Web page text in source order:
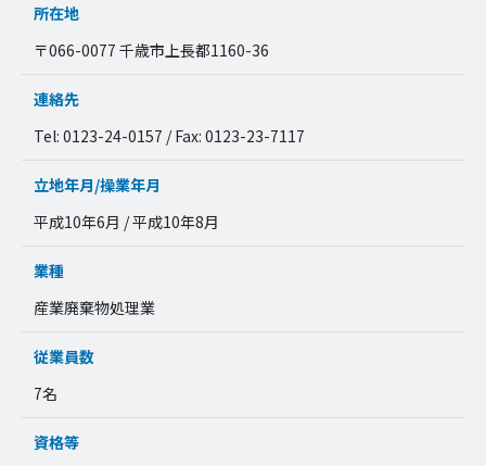
所在地
〒066-0077 千歳市上長都1160-36
連絡先
Tel: 0123-24-0157 / Fax: 0123-23-7117
立地年月/操業年月
平成10年6月 / 平成10年8月
業種
産業廃棄物処理業
従業員数
7名
資格等